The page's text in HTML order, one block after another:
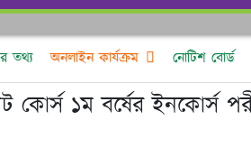
তথ্য অনলাইন কার্যক্রম নোটিশ বোর্ড
কোর্স ১ম বর্ষের ইনকোর্স